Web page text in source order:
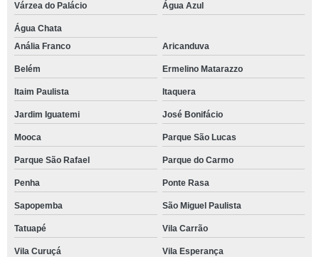
Várzea do Palácio Água Azul
Água Chata
Anália Franco
Aricanduva
Belém Ermelino Matarazzo
Itaim Paulista Itaquera
Jardim Iguatemi José Bonifácio
Mooca Parque São Lucas
Parque São Rafael Parque do Carmo
Penha Ponte Rasa
Sapopemba São Miguel Paulista
Tatuapé Vila Carrão
Vila Curuçá Vila Esperança